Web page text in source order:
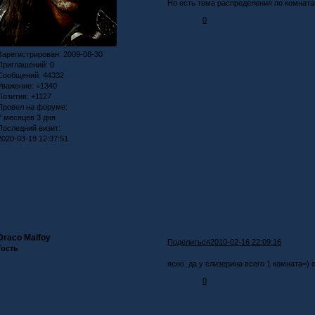
: 2009-08-30
0
44332
+1340
+1127
на форуме:
месяцев 3 дня
визит:
03-19 12:37:51
Но есть тема распределения по
0
Поделиться2010-02-16 22:09:16
Malfoy
ясно. да у слизерина всего 1 комната=)
0